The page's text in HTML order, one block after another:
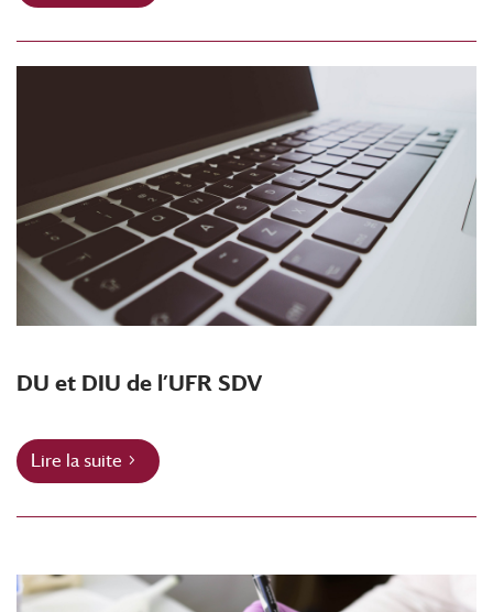
DU et DIU de l’UFR SDV
Lire la suite